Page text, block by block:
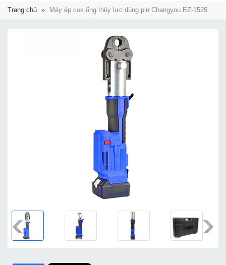
NAVIGATION
Trang chủ » Máy ép cos ống thủy lực dùng pin Changyou EZ-1525